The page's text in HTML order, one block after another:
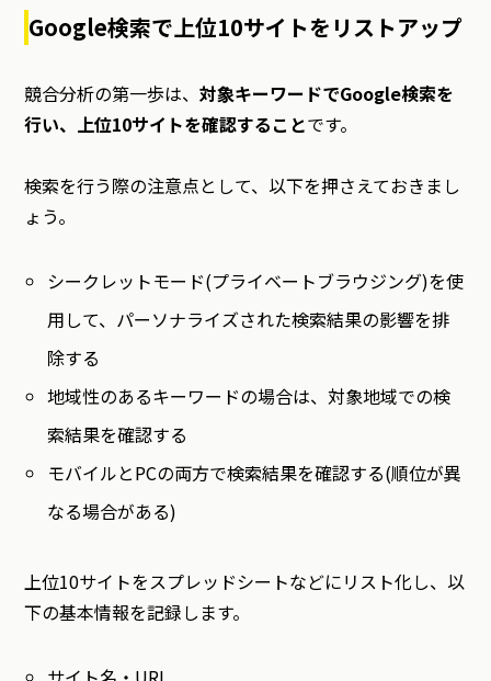
Google検索で上位10サイトをリストアップ
競合分析の第一歩は、対象キーワードでGoogle検索を
行い、上位10サイトを確認することです。
検索を行う際の注意点として、以下を押さえておきまし
ょう。
シークレットモード(プライベートブラウジング)を使
用して、パーソナライズされた検索結果の影響を排
除する
地域性のあるキーワードの場合は、対象地域での検
索結果を確認する
モバイルとPCの両方で検索結果を確認する(順位が異
なる場合がある)
上位10サイトをスプレッドシートなどにリスト化し、以
下の基本情報を記録します。